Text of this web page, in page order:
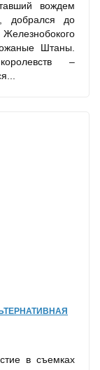
вождем
добрался до
Штаны.
–
в съемках